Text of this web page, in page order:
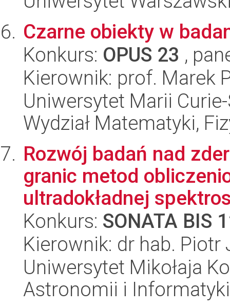
Czarne obiekty w
Konkurs: OPUS 23 ,
Kierownik: prof. Marek
Uniwersytet Marii
Wydział Matematyki,
Rozwój badań nad
granic metod
ultradokładnej
Konkurs: SONATA BIS
Kierownik: dr hab. Piotr
Uniwersytet Mikołaja
Astronomii i